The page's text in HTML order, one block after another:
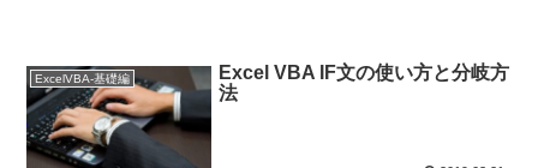
ExcelVBA-基礎編
Excel VBA IF文の使い方と分岐方
法